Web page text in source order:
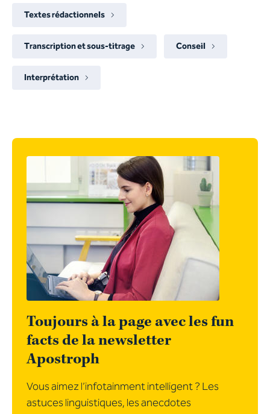
Textes rédactionnels
Transcription et sous-titrage Conseil
Interprétation
Toujours à la page avec les fun
facts de la newsletter
Apostroph
Vous aimez l’infotainment intelligent ? Les
astuces linguistiques, les anecdotes